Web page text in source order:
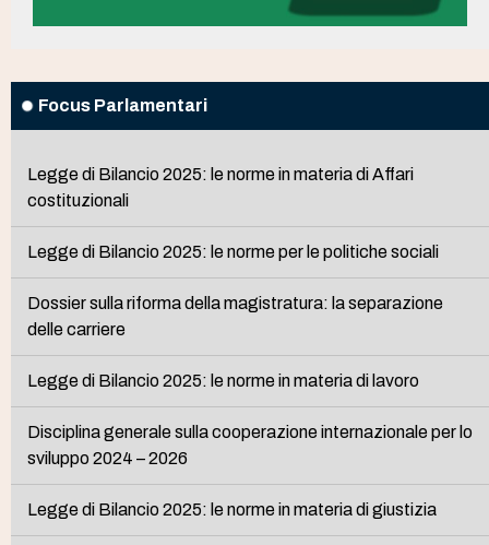
Focus Parlamentari
Legge di Bilancio 2025: le norme in materia di Affari
costituzionali
Legge di Bilancio 2025: le norme per le politiche sociali
Dossier sulla riforma della magistratura: la separazione
delle carriere
Legge di Bilancio 2025: le norme in materia di lavoro
Disciplina generale sulla cooperazione internazionale per lo
sviluppo 2024 – 2026
Legge di Bilancio 2025: le norme in materia di giustizia